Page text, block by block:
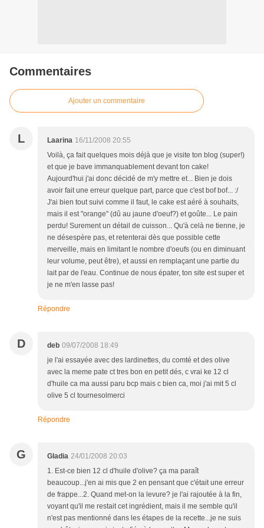
Commentaires
Ajouter un commentaire
L Laarina 16/11/2008 20:55
Voilà, ça fait quelques mois déjà que je visite ton blog (super!)
et que je bave immanquablement devant ton cake!
Aujourd'hui j'ai donc décidé de m'y mettre et... Bien je dois
avoir fait une erreur quelque part, parce que c'est bof bof... :/
J'ai bien tout suivi comme il faut, le cake est aéré à souhaits,
mais il est "orange" (dû au jaune d'oeuf?) et goûte... Le pain
perdu! Surement un détail de cuisson... Qu'à celà ne tienne, je
ne désespère pas, et retenterai dès que possible cette
merveille, mais en limitant le nombre d'oeufs (ou en diminuant
leur volume, peut être), et aussi en remplaçant une partie du
lait par de l'eau. Continue de nous épater, ton site est super et
je ne m'en lasse pas!
Répondre
D deb 09/07/2008 18:49
je l'ai essayée avec des lardinettes, du comté et des olive
avec la meme pate ct tres bon en petit dés, c vrai ke 12 cl
d'huile ca ma aussi paru bcp mais c bien ca, moi j'ai mit 5 cl
olive 5 cl tournesolmerci
Répondre
G Gladia 24/01/2008 20:03
1. Est-ce bien 12 cl d'huile d'olive? ça ma paraît
beaucoup...j'en ai mis que 2 en pensant que c'était une erreur
de frappe...2. Quand met-on la levure? je l'ai rajoutée à la fin,
voyant qu'il me restait cet ingrédient, mais il me semble qu'il
n'est pas mentionné dans les étapes de la recette...je ne suis